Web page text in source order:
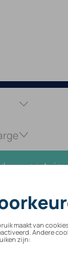
uw voertuig